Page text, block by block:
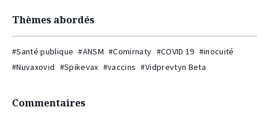
Thèmes abordés
#Santé publique #ANSM #Comirnaty #COVID 19 #inocuité
#Nuvaxovid #Spikevax #vaccins #Vidprevtyn Beta
Commentaires